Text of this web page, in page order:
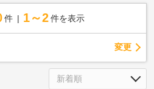
件 1～2 件を表示
変更